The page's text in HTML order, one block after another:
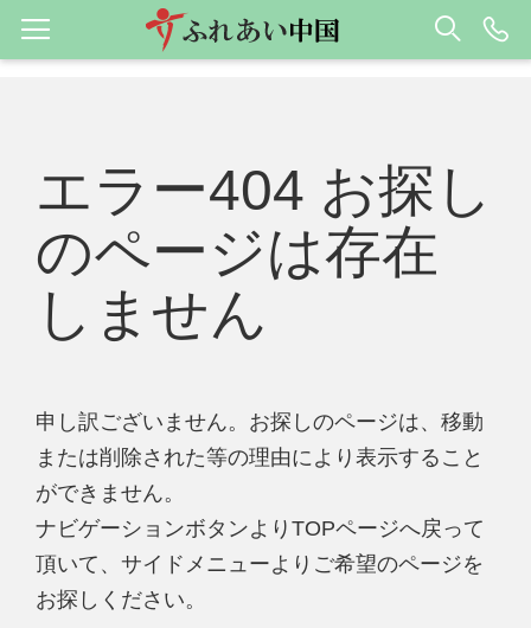
エラー404 お探し
のページは存在
しません
申し訳ございません。お探しのページは、移動
または削除された等の理由により表示すること
ができません。
ナビゲーションボタンよりTOPページへ戻って
頂いて、サイドメニューよりご希望のページを
お探しください。